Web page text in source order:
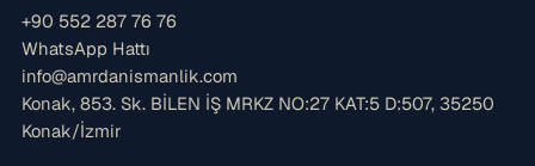
+90 552 287 76 76
WhatsApp Hattı
info@amrdanismanlik.com
Konak, 853. Sk. BİLEN İŞ MRKZ NO:27 KAT:5 D:507, 35250
Konak/İzmir